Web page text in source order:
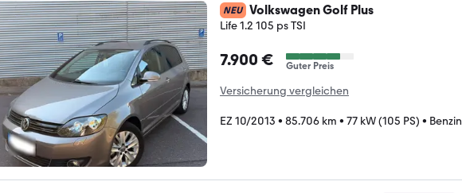
NEU Volkswagen Golf Plus
Life 1.2 105 ps TSI
7.900 € Guter Preis
Versicherung vergleichen
EZ 10/2013 • 85.706 km • 77 kW (105 PS) • Benzin